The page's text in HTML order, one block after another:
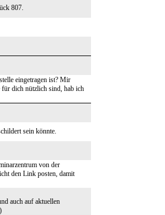
807.
eingetragen ist? Mir
für dich nützlich sind, hab ich
sein könnte.
von der
den Link posten, damit
auch auf aktuellen